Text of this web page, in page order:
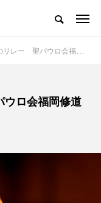
ロ会福岡修道院（2022年1月11日）
ロ会福岡修道